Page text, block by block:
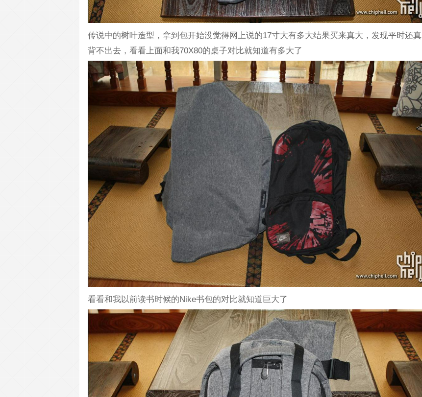
传说中的树叶造型，拿到包开始没觉得网上说的17寸大有多大结果买来真大，发现平时还真
背不出去，看看上面和我70X80的桌子对比就知道有多大了
看看和我以前读书时候的Nike书包的对比就知道巨大了